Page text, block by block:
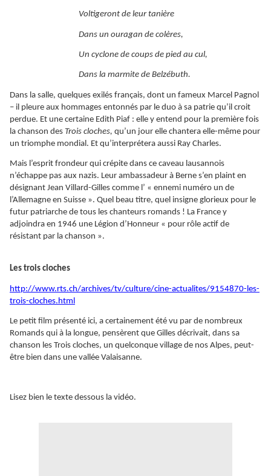
Voltigeront de leur tanière
Dans un ouragan de colères,
Un cyclone de coups de pied au cul,
Dans la marmite de Belzébuth.
Dans la salle, quelques exilés français, dont un fameux Marcel Pagnol
– il pleure aux hommages entonnés par le duo à sa patrie qu’il croit
perdue. Et une certaine Edith Piaf : elle y entend pour la première fois
la chanson des Trois cloches, qu’un jour elle chantera elle-même pour
un triomphe mondial. Et qu’interprétera aussi Ray Charles.
Mais l’esprit frondeur qui crépite dans ce caveau lausannois
n’échappe pas aux nazis. Leur ambassadeur à Berne s’en plaint en
désignant Jean Villard-Gilles comme l’ « ennemi numéro un de
l’Allemagne en Suisse ». Quel beau titre, quel insigne glorieux pour le
futur patriarche de tous les chanteurs romands ! La France y
adjoindra en 1946 une Légion d’Honneur « pour rôle actif de
résistant par la chanson ».
Les trois cloches
http://www.rts.ch/archives/tv/culture/cine-actualites/9154870-les-
trois-cloches.html
Le petit film présenté ici, a certainement été vu par de nombreux
Romands qui à la longue, pensèrent que Gilles décrivait, dans sa
chanson les Trois cloches, un quelconque village de nos Alpes, peut-
être bien dans une vallée Valaisanne.
Lisez bien le texte dessous la vidéo.